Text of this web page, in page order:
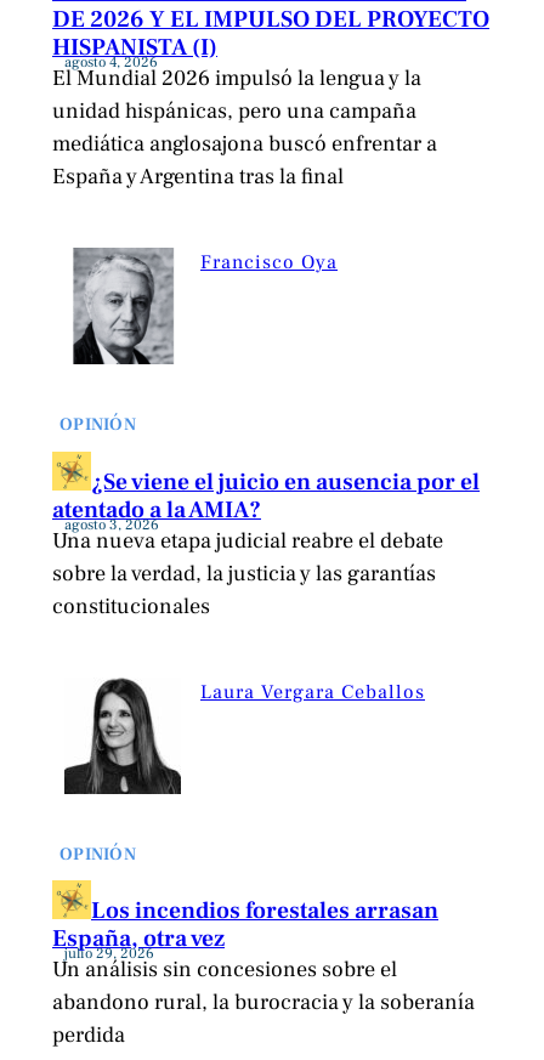
DE 2026 Y EL IMPULSO DEL PROYECTO
HISPANISTA (I)
agosto 4, 2026
El Mundial 2026 impulsó la lengua y la
unidad hispánicas, pero una campaña
mediática anglosajona buscó enfrentar a
España y Argentina tras la final
Francisco Oya
OPINIÓN
¿Se viene el juicio en ausencia por el
atentado a la AMIA?
agosto 3, 2026
Una nueva etapa judicial reabre el debate
sobre la verdad, la justicia y las garantías
constitucionales
Laura Vergara Ceballos
OPINIÓN
Los incendios forestales arrasan
España, otra vez
julio 29, 2026
Un análisis sin concesiones sobre el
abandono rural, la burocracia y la soberanía
perdida